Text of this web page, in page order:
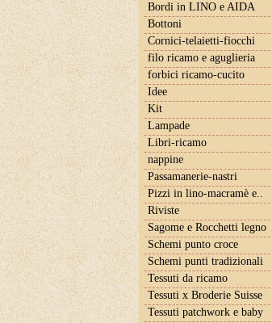
Bordi in LINO e AIDA
Bottoni
Cornici-telaietti-fiocchi
filo ricamo e aguglieria
forbici ricamo-cucito
Idee
Kit
Lampade
Libri-ricamo
nappine
Passamanerie-nastri
Pizzi in lino-macramè e..
Riviste
Sagome e Rocchetti legno
Schemi punto croce
Schemi punti tradizionali
Tessuti da ricamo
Tessuti x Broderie Suisse
Tessuti patchwork e baby